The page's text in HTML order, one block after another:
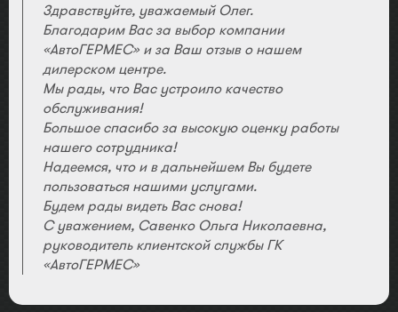
Здравствуйте, уважаемый Олег.
Благодарим Вас за выбор компании
«АвтоГЕРМЕС» и за Ваш отзыв о нашем
дилерском центре.
Мы рады, что Вас устроило качество
обслуживания!
Большое спасибо за высокую оценку работы
нашего сотрудника!
Надеемся, что и в дальнейшем Вы будете
пользоваться нашими услугами.
Будем рады видеть Вас снова!
С уважением, Савенко Ольга Николаевна,
руководитель клиентской службы ГК
«АвтоГЕРМЕС»